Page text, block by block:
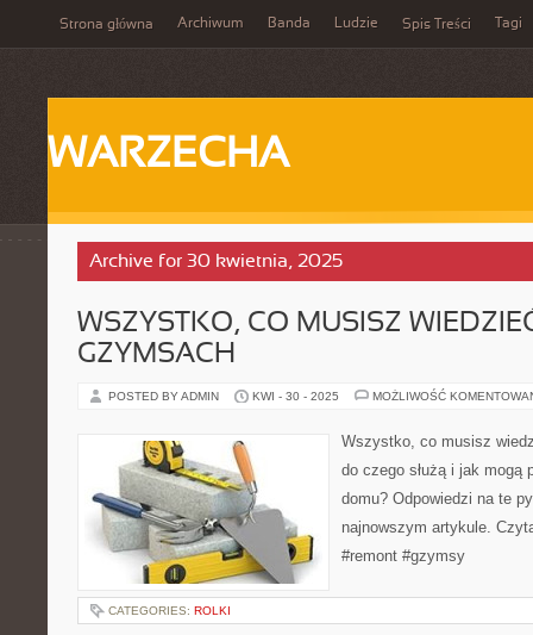
Strona główna Archiwum Banda Ludzie Spis Treści Tagi
WARZECHA
Archive for 30 kwietnia, 2025
WSZYSTKO, CO MUSISZ
GZYMSACH
POSTED BY ADMIN KWI - 30 - 2025 MOŻLIWOŚĆ
Wszystko, co musisz
do czego służą i jak mogą
domu? Odpowiedzi na te
najnowszym artykule.
#remont #gzymsy
CATEGORIES: ROLKI